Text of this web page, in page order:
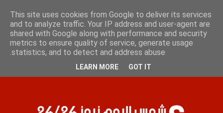
الصفحات
This site uses cookies from Google to deliver its services
and to analyze traffic. Your IP address and user-agent are
shared with Google along with performance and security
metrics to ensure quality of service, generate usage
statistics, and to detect and address abuse.
LEARN MORE GOT IT